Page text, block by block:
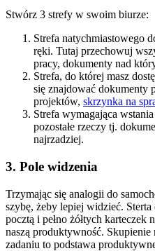
Stwórz 3 strefy w swoim biurze:
Strefa natychmiastowego
ręki. Tutaj przechowuj
pracy, dokumenty nad
Strefa, do której masz
się znajdować dokumenty
projektów, skrzynka na
Strefa wymagająca
pozostałe rzeczy tj.
najrzadziej.
3. Pole widzenia
Trzymając się analogii do
szybę, żeby lepiej widzieć.
pocztą i pełno żółtych karteczek
naszą produktywność.
zadaniu to podstawa